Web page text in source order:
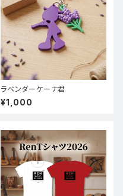
ラベンダーケーナ君
¥1,000